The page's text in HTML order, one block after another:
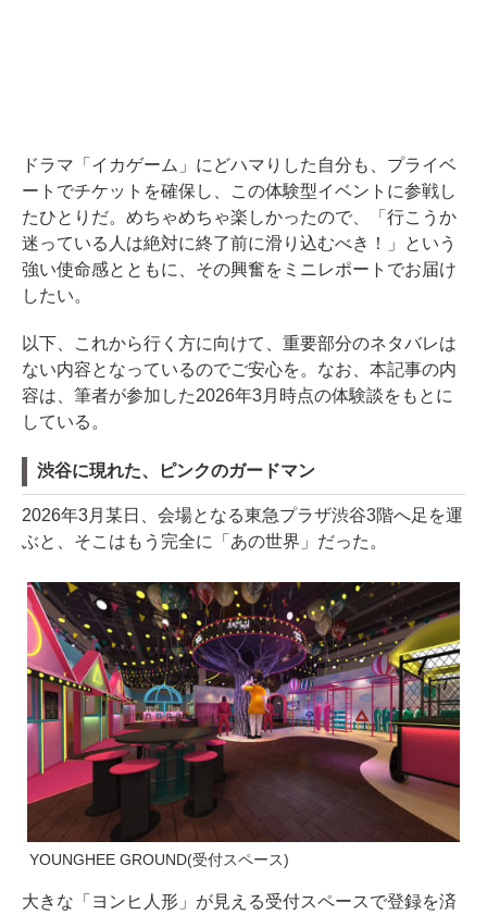
ドラマ「イカゲーム」にどハマりした自分も、プライベ
ートでチケットを確保し、この体験型イベントに参戦し
たひとりだ。めちゃめちゃ楽しかったので、「行こうか
迷っている人は絶対に終了前に滑り込むべき！」という
強い使命感とともに、その興奮をミニレポートでお届け
したい。
以下、これから行く方に向けて、重要部分のネタバレは
ない内容となっているのでご安心を。なお、本記事の内
容は、筆者が参加した2026年3月時点の体験談をもとに
している。
渋谷に現れた、ピンクのガードマン
2026年3月某日、会場となる東急プラザ渋谷3階へ足を運
ぶと、そこはもう完全に「あの世界」だった。
YOUNGHEE GROUND(受付スペース)
大きな「ヨンヒ人形」が見える受付スペースで登録を済